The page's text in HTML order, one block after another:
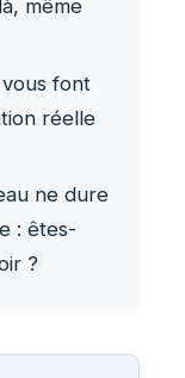
même
font
réelle
ne dure
: êtes-
?